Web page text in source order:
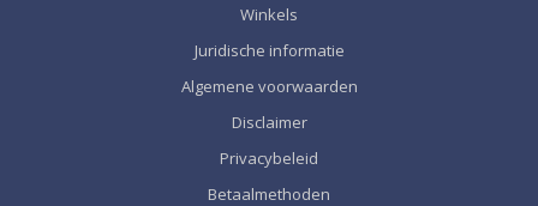
Winkels
Juridische informatie
Algemene voorwaarden
Disclaimer
Privacybeleid
Betaalmethoden